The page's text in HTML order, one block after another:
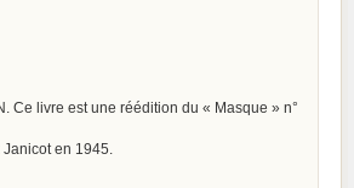
Ce livre est une réédition du « Masque » n°
en 1945.